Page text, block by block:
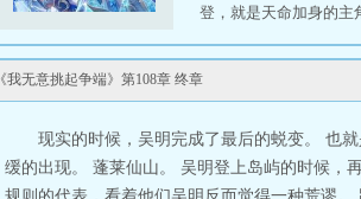
登，就是天命加身的主
《我无意挑起争端》第108章 终章
现实的时候，吴明完成了最后的蜕变。 也
缓的出现。 蓬莱仙山。 吴明登上岛屿的时候，